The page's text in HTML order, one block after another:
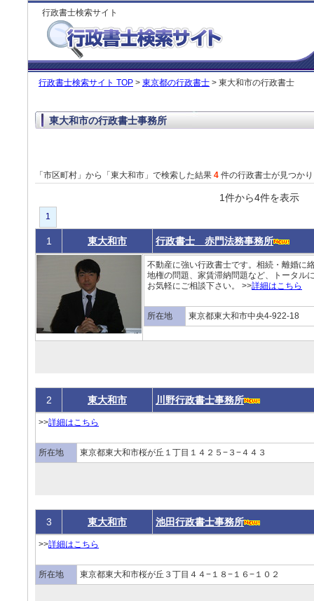
行政書士検索サイト
行政書士検索サイト TOP > 東京都の行政書士 > 東大和市の行政書士
東大和市の行政書士事務所
「市区町村」から「東大和市」で検索した結果 4 件の行政書士が見つか
1件から4件を表
1
1 東大和市 行政書士 赤門法務事務所
不動産に強い行政書士です。相続・離婚に
地権の問題、家賃滞納問題など、トータル
お気軽にご相談下さい。 >>詳細はこちら
所在地 東京都東大和市中央4-922-18
2 東大和市 川野行政書士事務所
>>詳細はこちら
所在地 東京都東大和市桜が丘１丁目１４２５−３−４４３
3 東大和市 池田行政書士事務所
>>詳細はこちら
所在地 東京都東大和市桜が丘３丁目４４−１８−１６−１０２